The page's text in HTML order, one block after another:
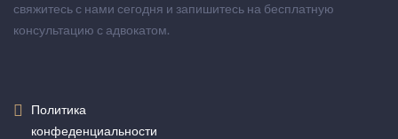
свяжитесь с нами сегодня и запишитесь на бесплатную
консультацию с адвокатом.
Политика
конфеденциальности